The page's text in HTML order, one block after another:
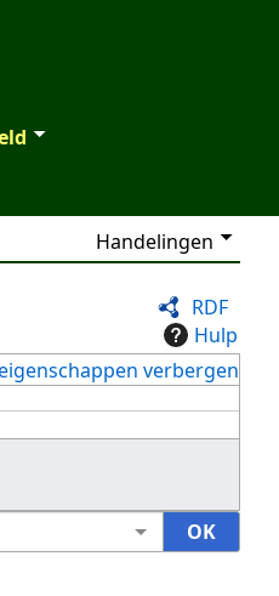
Handelingen
RDF
Hulp
verbergen